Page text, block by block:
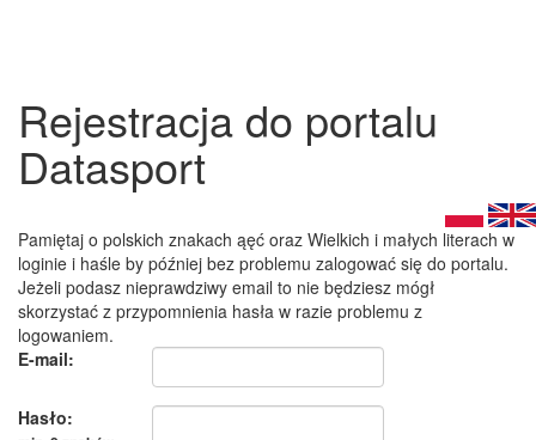
Rejestracja do portalu
Datasport
Pamiętaj o polskich znakach ąęć oraz Wielkich i małych literach w
loginie i haśle by później bez problemu zalogować się do portalu.
Jeżeli podasz nieprawdziwy email to nie będziesz mógł
skorzystać z przypomnienia hasła w razie problemu z
logowaniem.
E-mail:
Hasło: